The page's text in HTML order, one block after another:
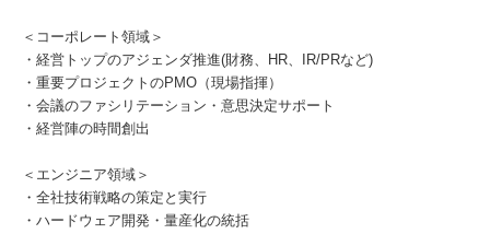
＜コーポレート領域＞
・経営トップのアジェンダ推進(財務、HR、IR/PRなど)
・重要プロジェクトのPMO（現場指揮）
・会議のファシリテーション・意思決定サポート
・経営陣の時間創出
＜エンジニア領域＞
・全社技術戦略の策定と実行
・ハードウェア開発・量産化の統括